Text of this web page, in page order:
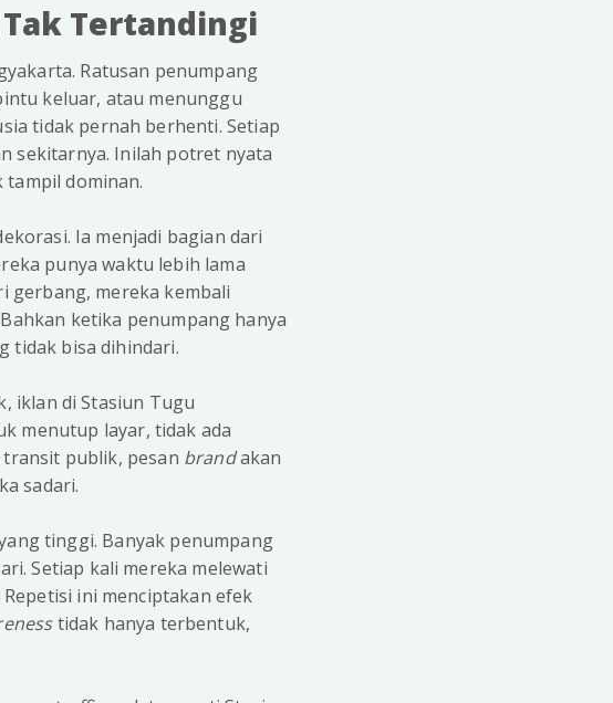
Tertandingi
Ratusan penumpang
keluar, atau menunggu
tidak pernah berhenti. Setiap
sekitarnya. Inilah potret nyata
tampil dominan.
Ia menjadi bagian dari
punya waktu lebih lama
gerbang, mereka kembali
ketika penumpang hanya
tidak bisa dihindari.
iklan di Stasiun Tugu
menutup layar, tidak ada
publik, pesan brandakan
sadari.
tinggi. Banyak penumpang
Setiap kali mereka melewati
ini menciptakan efek
tidak hanya terbentuk,